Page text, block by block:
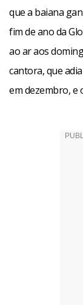
que a baiana
fim de ano da
ao ar aos
cantora, que
em dezembro, e